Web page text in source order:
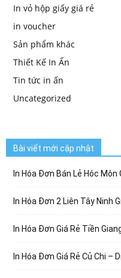
In vỏ hộp giấy giá rẻ
in voucher
Sản phẩm khác
Thiết Kế In Ấn
Tin tức in ấn
Uncategorized
Bài viết mới cập nhật
In Hóa Đơn Bán Lẻ Hóc Môn
In Hóa Đơn 2 Liên Tây Ninh
In Hóa Đơn Giá Rẻ Tiền
In Hóa Đơn Giá Rẻ Củ Chi –